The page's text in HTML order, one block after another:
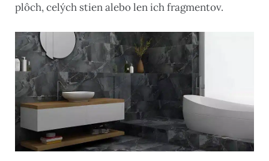
plôch, celých stien alebo len ich fragmentov.